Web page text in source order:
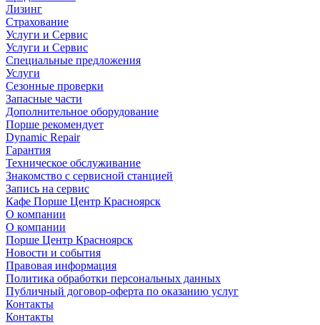
Лизинг
Страхование
Услуги и Сервис
Услуги и Сервис
Специальные предложения
Услуги
Сезонные проверки
Запасные части
Дополнительное оборудование
Порше рекомендует
Dynamic Repair
Гарантия
Техническое обслуживание
Знакомство с сервисной станцией
Запись на сервис
Кафе Порше Центр Красноярск
О компании
О компании
Порше Центр Красноярск
Новости и события
Правовая информация
Политика обработки персональных данных
Публичный договор-оферта по оказанию услуг
Контакты
Контакты